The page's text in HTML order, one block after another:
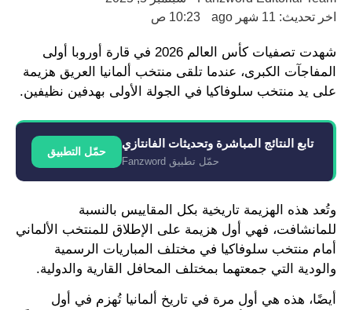
اخر تحديث: 11 شهر ago
10:23 ص
شهدت تصفيات كأس العالم 2026 في قارة أوروبا أولى
المفاجآت الكبرى، عندما تلقى منتخب ألمانيا العريق هزيمة
على يد منتخب سلوفاكيا في الجولة الأولى بهدفين نظيفين.
تابع النتائج المباشرة وتحديثات الفانتازي
حمّل تطبيق Fanzword
حمّل التطبيق
وتُعد هذه الهزيمة تاريخية بكل المقاييس بالنسبة
للمانشافت، فهي أول هزيمة على الإطلاق للمنتخب الألماني
أمام منتخب سلوفاكيا في مختلف المباريات الرسمية
والودية التي جمعتهما بمختلف المحافل القارية والدولية.
أيضًا، هذه هي أول مرة في تاريخ ألمانيا تُهزم في أول